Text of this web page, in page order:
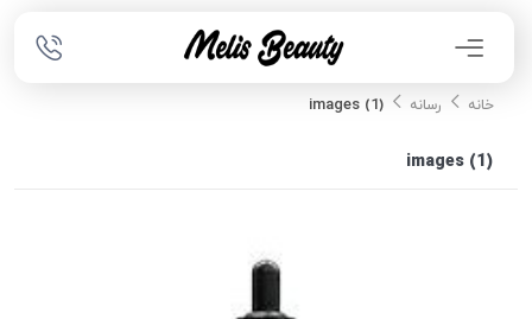
خانه رسانه images (1)
images (1)